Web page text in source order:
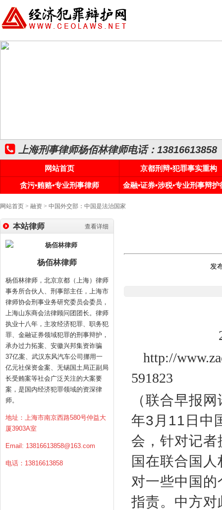
上海刑事律师杨佰林律师电话：13816613858
网站首页
京都刑辩•犯罪事实重构
贪污•贿赂•专业刑事律师
金融•证券•涉税•专业刑事辩护
网站首页 > 融资 > 中国外交部：中国是法治国家
查看详细
本站律师
杨佰林律师
杨佰林律师，北京京都（上海）律师
事务所合伙人、刑事部主任，上海市
律师协会刑事业务研究委员会委员，
上海山东商会法律顾问团团长。律师
执业十八年，主攻经济犯罪、职务犯
罪、金融证券领域犯罪的刑事辩护，
承办过力拓案、安徽兴邦集资诈骗
37亿案、武汉东风汽车公司挪用一
亿元社保资金案、无锡国土局正副局
长受贿案等社会广泛关注的大案要
案，是国内经济犯罪领域的资深律
师。
地址：上海市南京西路580号仲益大
厦3903A室
Email: 13816613858@163.com
电话：13816613858
发
http://
591823
（联合早报
年3 月 11 日中
会，针对记
国在联合国
对一些中国
指责。中方